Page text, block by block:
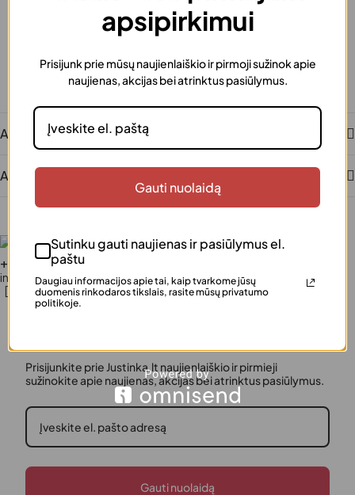
Šią prekę galima supakuoti kaip dovaną
Saugus atsiskaitymas
Patogūs ir saugūs mokėjimai
Klientų įvertinta
Šimtai patenkintų klientų
Aprašymas
Atsiliepimai
+370 640 77 057
info@justinka.lt
Prisijunkite prie Justinka.lt naujienlaiškio ir pirmieji
sužinokite apie naujienas, akcijas bei atrinktus pasiūlymus.
Gauti nuolaidą
apsipirkimui
Prisijunk prie mūsų naujienlaiškio ir pirmoji sužinok apie
naujienas, akcijas bei atrinktus pasiūlymus.
Gauti nuolaidą
Sutinku gauti naujienas ir pasiūlymus el.
paštu
Daugiau informacijos apie tai, kaip tvarkome jūsų
duomenis rinkodaros tikslais, rasite mūsų privatumo
politikoje.